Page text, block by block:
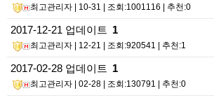
최고관리자 | 10-31 | 조회:1001116 | 추천:0
2017-12-21 업데이트 1
최고관리자 | 12-21 | 조회:920541 | 추천:1
2017-02-28 업데이트 1
최고관리자 | 02-28 | 조회:130791 | 추천:0